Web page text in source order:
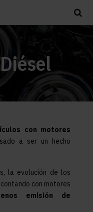
con motores
a ser un hecho
la evolución de los
con motores
emisión de